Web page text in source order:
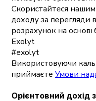
Скористайтеся
доходу за перегляди
розрахунок на основі
Exolyt
#exolyt
Використовуючи
приймаєте Умови
Орієнтовний дохід